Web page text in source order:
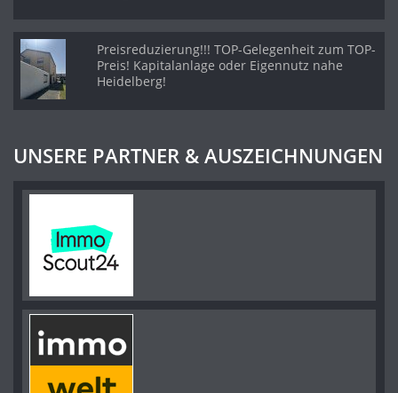
Preisreduzierung!!! TOP-Gelegenheit zum TOP-
Preis! Kapitalanlage oder Eigennutz nahe
Heidelberg!
UNSERE PARTNER & AUSZEICHNUNGEN